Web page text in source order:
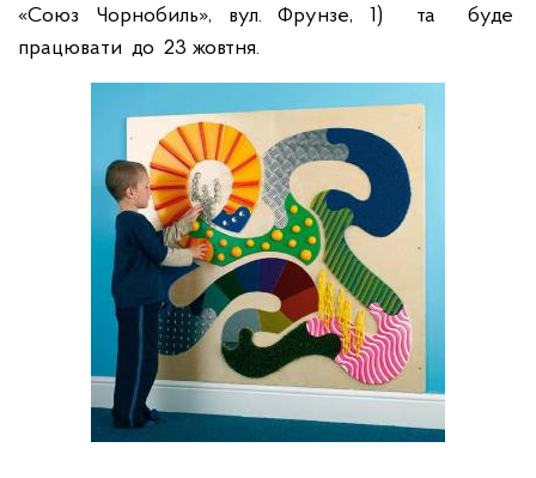
«Союз Чорнобиль», вул. Фрунзе, 1)
та
буде
працювати до 23 жовтня.